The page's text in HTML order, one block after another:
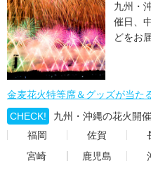
九州・
催日、
どをお
金麦花火特等席＆グッズが当た
CHECK!
九州・沖縄の花火開
福岡
佐賀
宮崎
鹿児島